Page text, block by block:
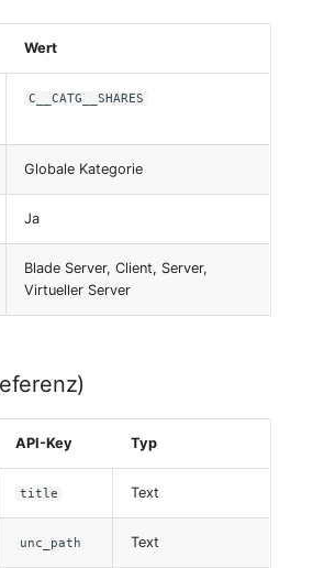
Wert
C__CATG__SHARES
Globale Kategorie
Ja
Blade Server, Client, Server,
Virtueller Server
API-Key Typ
title Text
unc_path Text